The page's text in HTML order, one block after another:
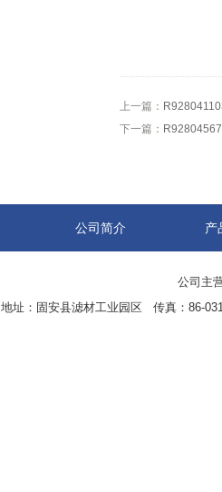
上一篇：
下一篇：
公司简介 产
公司主
地址：固安县滤材工业园区 传真：86-